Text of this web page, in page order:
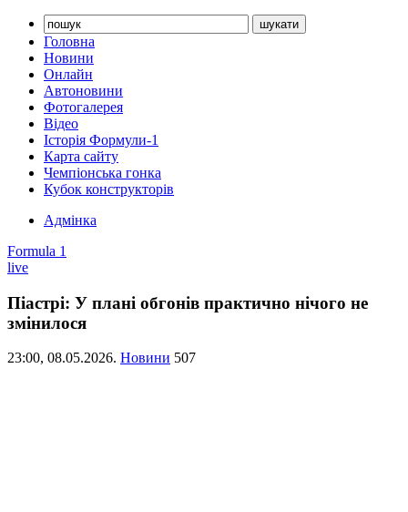
Головна
Новини
Онлайн
Автоновини
Фотогалерея
Відео
Історія Формули-1
Карта сайту
Чемпіонська гонка
Кубок конструкторів
Адмінка
Formula 1
live
Піастрі: У плані обгонів практично нічого не
змінилося
23:00, 08.05.2026. Новини 507